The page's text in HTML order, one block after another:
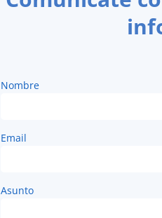
Nombre
Email
Asunto